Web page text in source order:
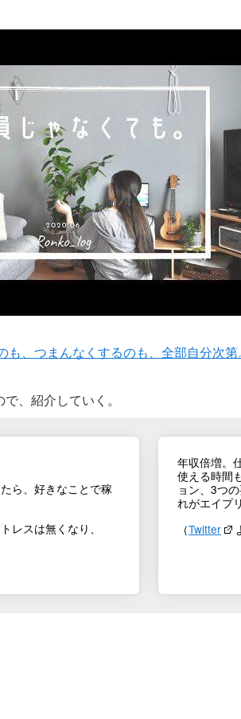
、つまんなくするのも、全部自分次
、紹介していく。
ら、好きなことで稼
レスは無くなり、
年収倍増。
使える時間
ョン、3つ
れがエイプ
（Twitter